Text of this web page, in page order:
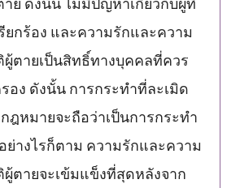
ยกร้อง และความรักและความ
ตายเป็นสิทธิ์ทางบุคคลที่ควร
อง ดังนั้น การกระทำที่ละเมิด
ฎหมายจะถือว่าเป็นการกระทำ
างไรก็ตาม ความรักและความ
ตายจะเข้มแข็งที่สุดหลังจาก